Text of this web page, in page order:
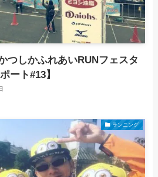
つしかふれあいRUNフェスタ
ート#13】
ランニング